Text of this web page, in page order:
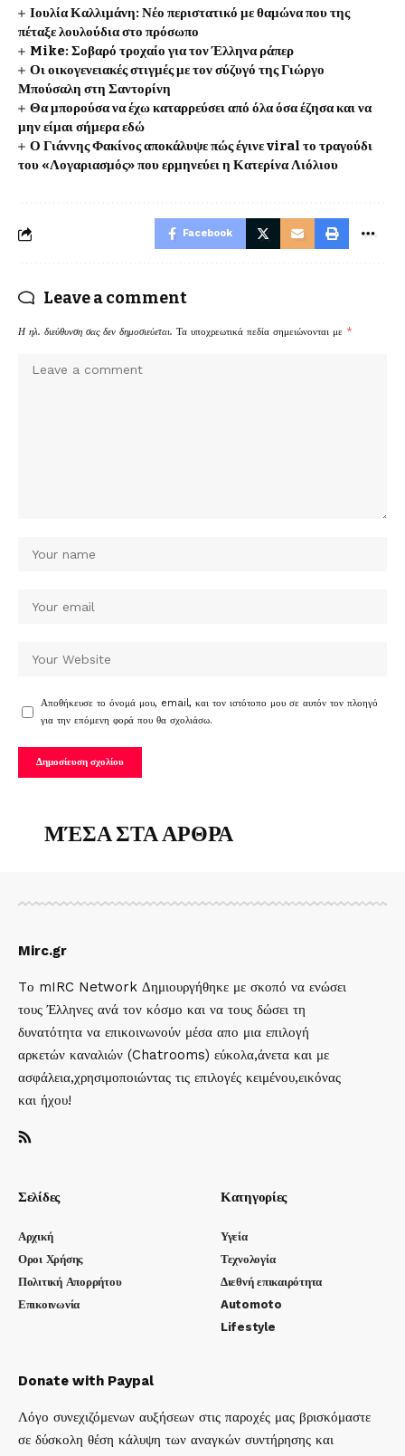
Ιουλία Καλλιμάνη: Νέο περιστατικό με θαμώνα που της
πέταξε λουλούδια στο πρόσωπο
Mike: Σοβαρό τροχαίο για τον Έλληνα ράπερ
Οι οικογενειακές στιγμές με τον σύζυγό της Γιώργο
Μπούσαλη στη Σαντορίνη
Θα μπορούσα να έχω καταρρεύσει από όλα όσα έζησα και να
μην είμαι σήμερα εδώ
Ο Γιάννης Φακίνος αποκάλυψε πώς έγινε viral το τραγούδι
του «Λογαριασμός» που ερμηνεύει η Κατερίνα Λιόλιου
Facebook
Leave a comment
Η ηλ. διεύθυνση σας δεν δημοσιεύεται. Τα υποχρεωτικά πεδία σημειώνονται με *
Αποθήκευσε το όνομά μου, email, και τον ιστότοπο μου σε αυτόν τον πλοηγό
για την επόμενη φορά που θα σχολιάσω.
ΜΈΣΑ ΣΤΑ ΑΡΘΡΑ
Mirc.gr
Tο mIRC Network Δημιουργήθηκε με σκοπό να ενώσει
τους Έλληνες ανά τον κόσμο και να τους δώσει τη
δυνατότητα να επικοινωνούν μέσα απο μια επιλογή
αρκετών καναλιών (Chatrooms) εύκολα,άνετα και με
ασφάλεια,χρησιμοποιώντας τις επιλογές κειμένου,εικόνας
και ήχου!
Σελίδες
Αρχική
Οροι Χρήσης
Πολιτική Απορρήτου
Επικοινωνία
Κατηγορίες
Υγεία
Τεχνολογία
Διεθνή επικαιρότητα
Automoto
Lifestyle
Donate with Paypal
Λόγο συνεχιζόμενων αυξήσεων στις παροχές μας βρισκόμαστε
σε δύσκολη θέση κάλυψη των αναγκών συντήρησης και